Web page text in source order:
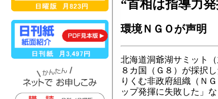
“首相は指導力
環境ＮＧＯが声明
北海道洞爺湖サミット
８カ国（Ｇ８）が採択
りくむ非政府組織（Ｎ
ップ発揮に失敗した」